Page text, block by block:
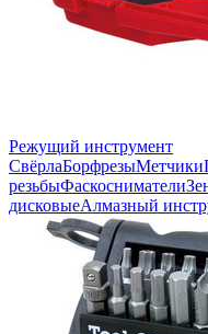
Режущий инструмент
СвёрлаБорфрезыМетчики
резьбыФаскосниматели
дисковыеАлмазный